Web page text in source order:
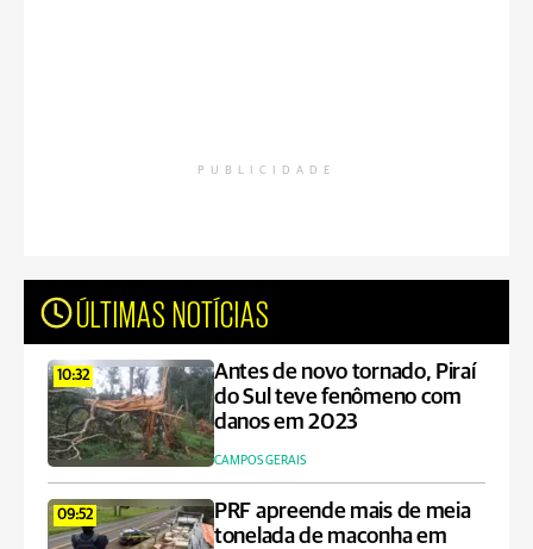
PUBLICIDADE
ÚLTIMAS NOTÍCIAS
10:32
Antes de novo tornado, Piraí
do Sul teve fenômeno com
danos em 2023
CAMPOS GERAIS
09:52
PRF apreende mais de meia
tonelada de maconha em